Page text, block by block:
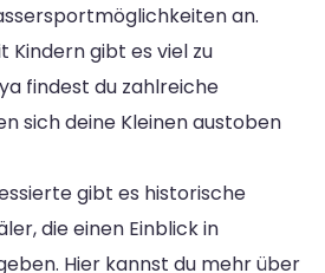
an.
Kindern gibt es viel zu
findest du zahlreiche
sich deine Kleinen austoben
gibt es historische
die einen Einblick in
Hier kannst du mehr über